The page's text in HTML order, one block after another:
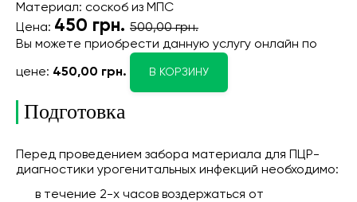
Материал: соскоб из МПС
Цена: 450 грн. 500,00 грн.
Вы можете приобрести данную услугу онлайн по
цене: 450,00 грн. В КОРЗИНУ
Подготовка
Перед проведением забора материала для ПЦР-
диагностики урогенитальных инфекций необходимо:
в течение 2-х часов воздержаться от